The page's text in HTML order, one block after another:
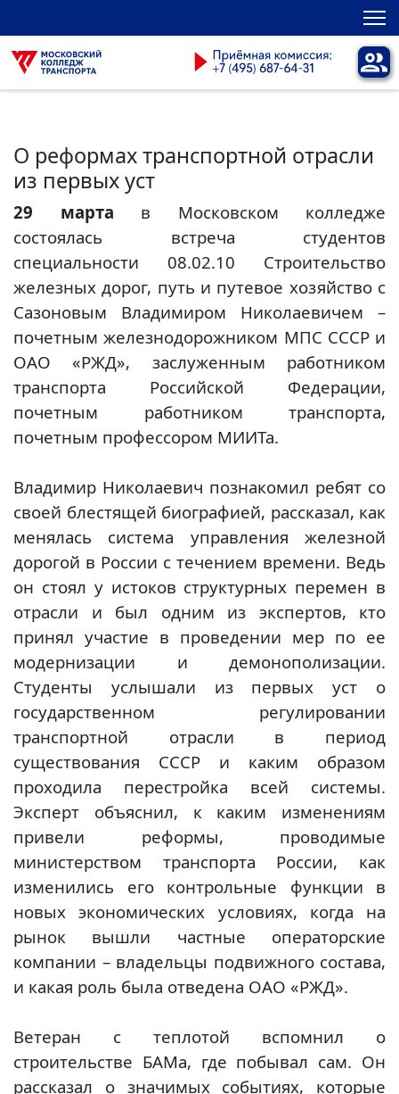
О реформах транспортной отрасли
из первых уст
29 марта в Московском колледже
состоялась встреча студентов
специальности 08.02.10 Строительство
железных дорог, путь и путевое хозяйство с
Сазоновым Владимиром Николаевичем –
почетным железнодорожником МПС СССР и
ОАО «РЖД», заслуженным работником
транспорта Российской Федерации,
почетным работником транспорта,
почетным профессором МИИТа.
Владимир Николаевич познакомил ребят со
своей блестящей биографией, рассказал, как
менялась система управления железной
дорогой в России с течением времени. Ведь
он стоял у истоков структурных перемен в
отрасли и был одним из экспертов, кто
принял участие в проведении мер по ее
модернизации и демонополизации.
Студенты услышали из первых уст о
государственном регулировании
транспортной отрасли в период
существования СССР и каким образом
проходила перестройка всей системы.
Эксперт объяснил, к каким изменениям
привели реформы, проводимые
министерством транспорта России, как
изменились его контрольные функции в
новых экономических условиях, когда на
рынок вышли частные операторские
компании – владельцы подвижного состава,
и какая роль была отведена ОАО «РЖД».
Ветеран с теплотой вспомнил о
строительстве БАМа, где побывал сам. Он
рассказал о значимых событиях, которые